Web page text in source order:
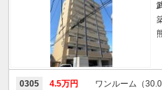
0305 4.5万円 ワンルーム（